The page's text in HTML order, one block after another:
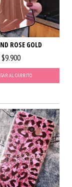
ROSE GOLD
$9.900
AL CARRITO